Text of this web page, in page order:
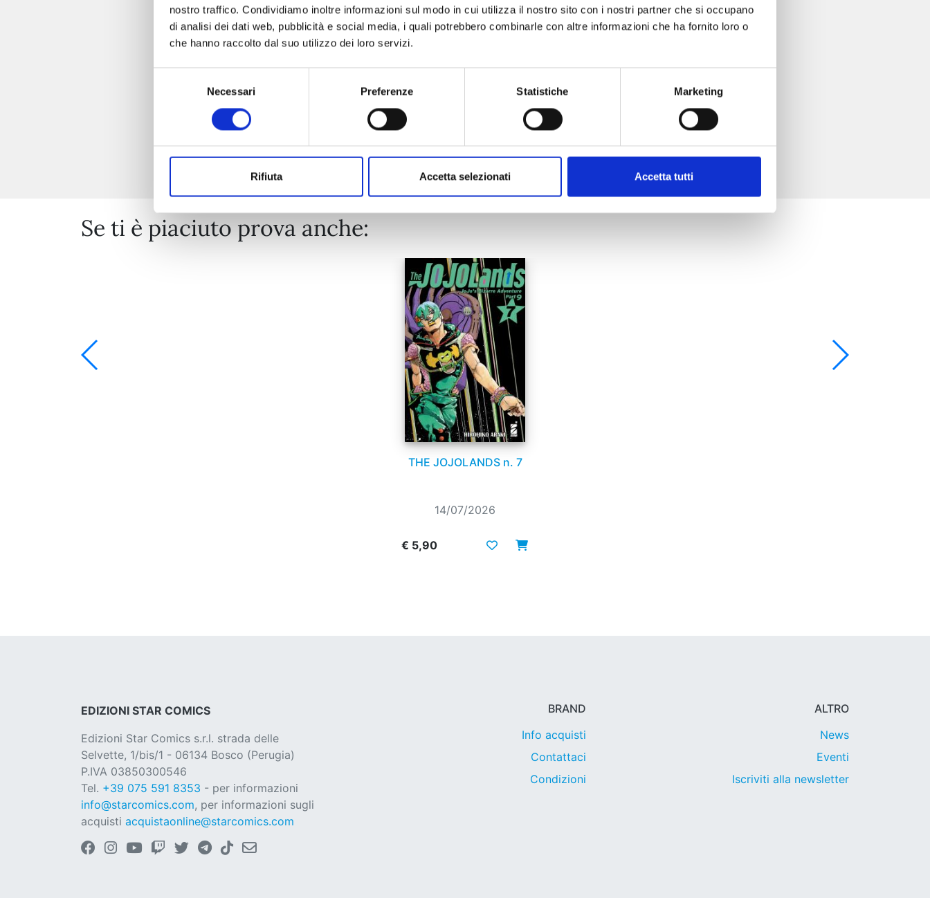
nostro traffico. Condividiamo inoltre informazioni sul modo in cui utilizza il nostro sito con i nostri partner che si occupano
di analisi dei dati web, pubblicità e social media, i quali potrebbero combinarle con altre informazioni che ha fornito loro o
che hanno raccolto dal suo utilizzo dei loro servizi.
Necessari Preferenze Statistiche Marketing
Rifiuta Accetta selezionati Accetta tutti
07/10/2025
Se ti è piaciuto prova anche:
THE JOJOLANDS n. 7
14/07/2026
€ 5,90
EDIZIONI STAR COMICS
Edizioni Star Comics s.r.l. strada delle
Selvette, 1/bis/1 - 06134 Bosco (Perugia)
P.IVA 03850300546
Tel. +39 075 591 8353 - per informazioni
info@starcomics.com, per informazioni sugli
acquisti acquistaonline@starcomics.com
BRAND
Info acquisti
Contattaci
Condizioni
ALTRO
News
Eventi
Iscriviti alla newsletter